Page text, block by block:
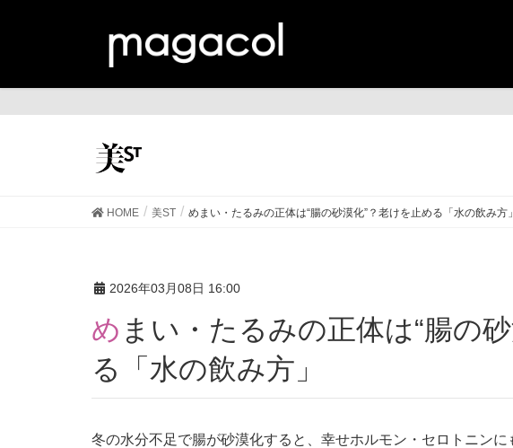
HOME 美ST めまい・たるみの正体は“腸の砂漠化”？老けを止める「水の飲み方」
2026年03月08日 16:00
めまい・たるみの正体は“腸の砂漠化”？老けを止め
る「水の飲み方」
冬の水分不足で腸が砂漠化すると、幸せホルモン・セロトニン